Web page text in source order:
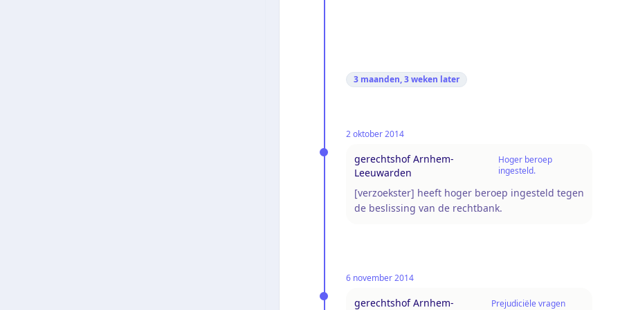
3 maanden, 3 weken later
2 oktober 2014
gerechtshof Arnhem-
Leeuwarden
Hoger beroep
ingesteld.
[verzoekster] heeft hoger beroep ingesteld tegen
de beslissing van de rechtbank.
6 november 2014
gerechtshof Arnhem-
Prejudiciële vragen